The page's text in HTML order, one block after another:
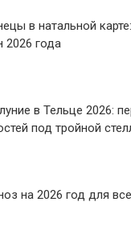
в натальной
2026 года
в Тельце 2026:
под тройной
на 2026 год для